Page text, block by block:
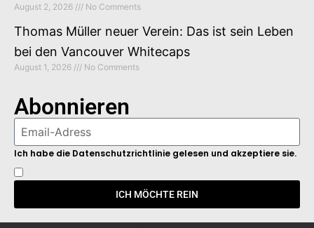
August 2, 2026 No Comments
Thomas Müller neuer Verein: Das ist sein Leben
bei den Vancouver Whitecaps
August 1, 2026 No Comments
Abonnieren
Ich habe die Datenschutzrichtlinie gelesen und akzeptiere sie.
ICH MÖCHTE REIN